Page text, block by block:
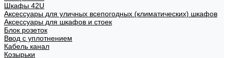
Шкафы 42U
Аксессуары для уличных всепогодных (климатических) шкафов
Аксессуары для шкафов и стоек
Блок розеток
Ввод с уплотнением
Кабель канал
Козырьки